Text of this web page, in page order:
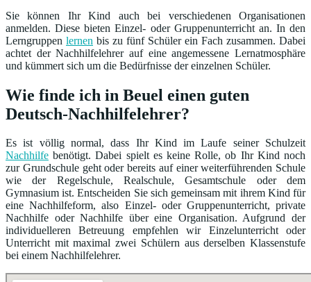
Sie können Ihr Kind auch bei verschiedenen Organisationen
anmelden. Diese bieten Einzel- oder Gruppenunterricht an. In den
Lerngruppen lernen bis zu fünf Schüler ein Fach zusammen. Dabei
achtet der Nachhilfelehrer auf eine angemessene Lernatmosphäre
und kümmert sich um die Bedürfnisse der einzelnen Schüler.
Wie finde ich in Beuel einen guten
Deutsch-Nachhilfelehrer?
Es ist völlig normal, dass Ihr Kind im Laufe seiner Schulzeit
Nachhilfe benötigt. Dabei spielt es keine Rolle, ob Ihr Kind noch
zur Grundschule geht oder bereits auf einer weiterführenden Schule
wie der Regelschule, Realschule, Gesamtschule oder dem
Gymnasium ist. Entscheiden Sie sich gemeinsam mit ihrem Kind für
eine Nachhilfeform, also Einzel- oder Gruppenunterricht, private
Nachhilfe oder Nachhilfe über eine Organisation. Aufgrund der
individuelleren Betreuung empfehlen wir Einzelunterricht oder
Unterricht mit maximal zwei Schülern aus derselben Klassenstufe
bei einem Nachhilfelehrer.